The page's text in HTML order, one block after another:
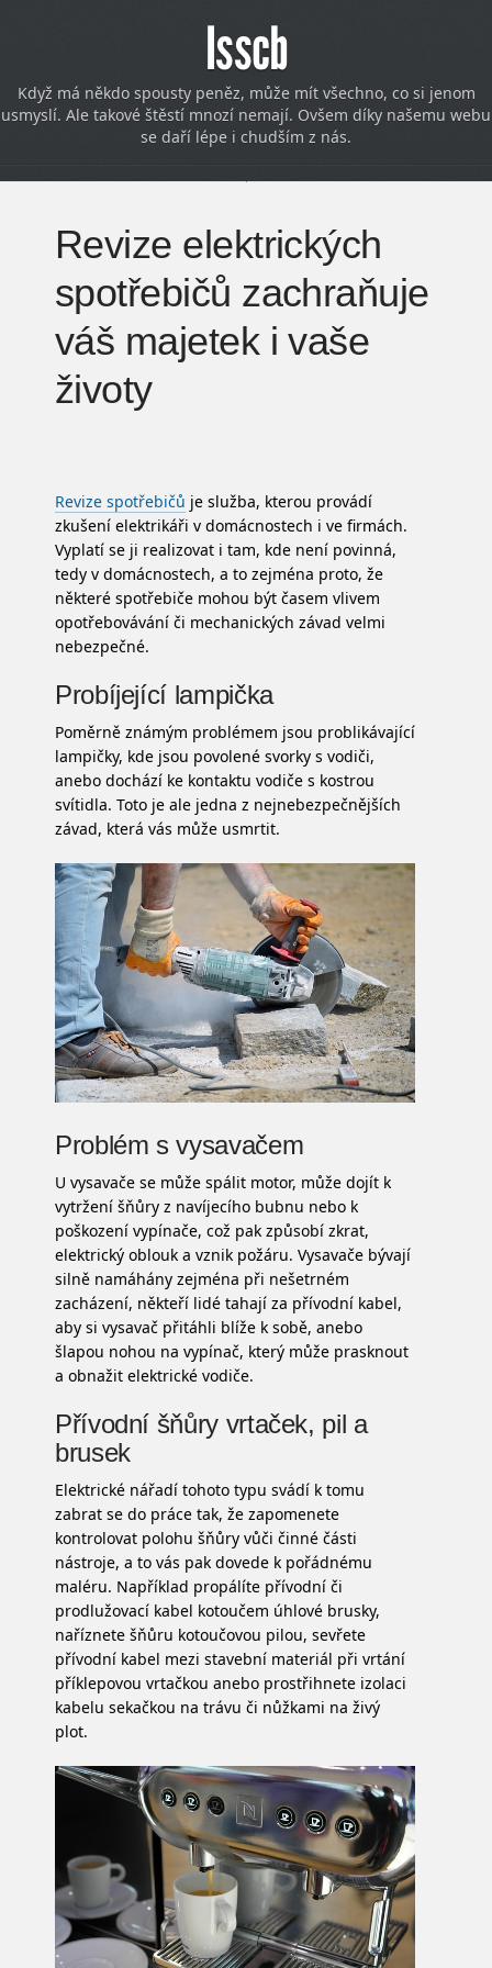
Isscb
Když má někdo spousty peněz, může mít všechno, co si jenom
usmyslí. Ale takové štěstí mnozí nemají. Ovšem díky našemu webu
se daří lépe i chudším z nás.
Revize elektrických
spotřebičů zachraňuje
váš majetek i vaše
životy
Revize spotřebičů je služba, kterou provádí
zkušení elektrikáři v domácnostech i ve firmách.
Vyplatí se ji realizovat i tam, kde není povinná,
tedy v domácnostech, a to zejména proto, že
některé spotřebiče mohou být časem vlivem
opotřebovávání či mechanických závad velmi
nebezpečné.
Probíjející lampička
Poměrně známým problémem jsou problikávající
lampičky, kde jsou povolené svorky s vodiči,
anebo dochází ke kontaktu vodiče s kostrou
svítidla. Toto je ale jedna z nejnebezpečnějších
závad, která vás může usmrtit.
Problém s vysavačem
U vysavače se může spálit motor, může dojít k
vytržení šňůry z navíjecího bubnu nebo k
poškození vypínače, což pak způsobí zkrat,
elektrický oblouk a vznik požáru. Vysavače bývají
silně namáhány zejména při nešetrném
zacházení, někteří lidé tahají za přívodní kabel,
aby si vysavač přitáhli blíže k sobě, anebo
šlapou nohou na vypínač, který může prasknout
a obnažit elektrické vodiče.
Přívodní šňůry vrtaček, pil a
brusek
Elektrické nářadí tohoto typu svádí k tomu
zabrat se do práce tak, že zapomenete
kontrolovat polohu šňůry vůči činné části
nástroje, a to vás pak dovede k pořádnému
maléru. Například propálíte přívodní či
prodlužovací kabel kotoučem úhlové brusky,
naříznete šňůru kotoučovou pilou, sevřete
přívodní kabel mezi stavební materiál při vrtání
příklepovou vrtačkou anebo prostřihnete izolaci
kabelu sekačkou na trávu či nůžkami na živý
plot.